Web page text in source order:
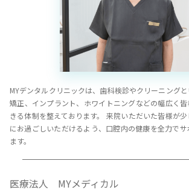
MYデンタルクリニックは、歯科検診やクリーニングと
矯正、インプラント、ホワイトニングなどの幅広く
きる体制を整えております。 来院いただいた皆様が
にお過ごしいただけるよう、口腔内の健康を全力で
ます。
医療法人 MYメディカル